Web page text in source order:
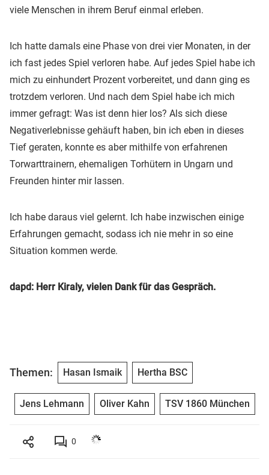
viele Menschen in ihrem Beruf einmal erleben.
Ich hatte damals eine Phase von drei vier Monaten, in der
ich fast jedes Spiel verloren habe. Auf jedes Spiel habe ich
mich zu einhundert Prozent vorbereitet, und dann ging es
trotzdem verloren. Und nach dem Spiel habe ich mich
immer gefragt: Was ist denn hier los? Als sich diese
Negativerlebnisse gehäuft haben, bin ich eben in dieses
Tief geraten, konnte es aber mithilfe von erfahrenen
Torwarttrainern, ehemaligen Torhütern in Ungarn und
Freunden hinter mir lassen.
Ich habe daraus viel gelernt. Ich habe inzwischen einige
Erfahrungen gemacht, sodass ich nie mehr in so eine
Situation kommen werde.
dapd: Herr Kiraly, vielen Dank für das Gespräch.
Themen: Hasan Ismaik Hertha BSC
Jens Lehmann Oliver Kahn TSV 1860 München
0